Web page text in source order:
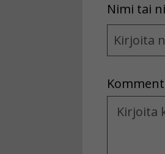
Nimi tai
Kommentti